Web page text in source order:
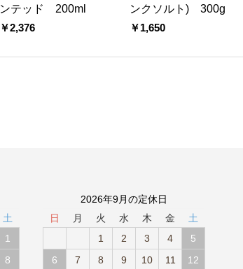
ンテッド 200ml
￥2,376
ンクソルト) 300g
￥1,650
土
1
8
2026年9月の定休日
日
月 火 水 木 金
土
1
2 3 4
5
6
7 8 9 10 11
12